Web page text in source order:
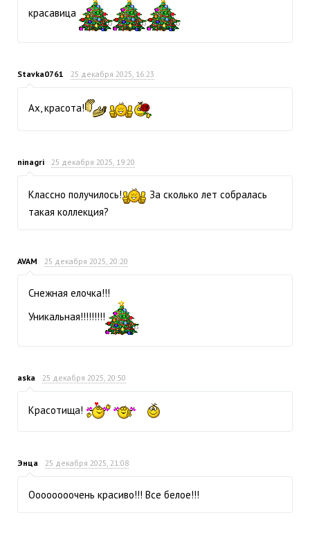
красавица
Stavka0761 25 декабря 2025, 16:23
Ах, красота!
ninagri 25 декабря 2025, 19:20
Классно получилось!
За сколько лет собралась
такая коллекция?
AVAM 25 декабря 2025, 20:20
Снежная елочка!!!
Уникальная!!!!!!!!!
aska 25 декабря 2025, 20:50
Красотища!
Энца 25 декабря 2025, 21:08
Оооооооочень красиво!!! Все белое!!!